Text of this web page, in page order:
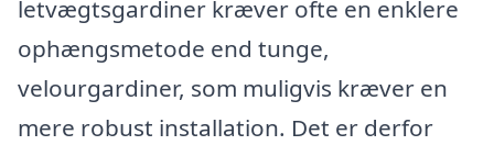
letvægtsgardiner kræver ofte en enklere
ophængsmetode end tunge,
velourgardiner, som muligvis kræver en
mere robust installation. Det er derfor